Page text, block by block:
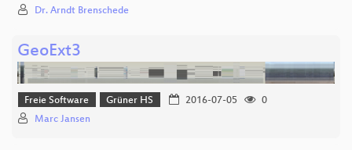
Dr. Arndt Brenschede
GeoExt3
Freie Software Grüner HS 2016-07-05
0
Marc Jansen